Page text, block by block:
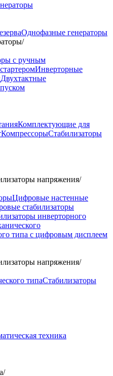
Однофазные генераторы
/
с ручным
Инверторные
Двухтактные
Комплектующие для
КомпрессорыСтабилизаторы
напряжения/
Цифровые настенные
стабилизаторы
инверторного
типа с цифровым дисплеем
напряжения/
типаСтабилизаторы
/